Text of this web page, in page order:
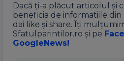
Dacă ți-a plăcut articolul și
beneficia de informatiile din
dai like și share. Îți
Sfatulparintilor.ro și pe
GoogleNews!